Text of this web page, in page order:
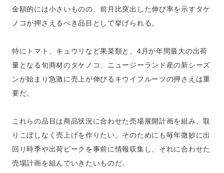
金額的には小さいものの、前月比突出した伸び率を示すタケ
ノコが押さえるべき品目として挙げられる。
特にトマト、キュウリなど果菜類と、4月が年間最大の出荷
量となる旬商材のタケノコ、ニュージーランド産の新シーズ
ンが始まり急激に売上が伸びるキウイフルーツの押さえは重
要だ。
これらの品目は商品状況に合わせた売場展開計画を組み、取
りこぼしなく売上げを作りたい。そのためにも毎年微妙に出
回り時季や出荷ピークを事前に情報収集し、それに合わせた
売場計画を組んでいきたいものだ。